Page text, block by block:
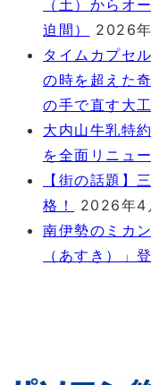
（土）からオ
迫間）
2026
タイムカプセ
の時を超えた
の手で直す大
大内山牛乳特
を全面リニュ
【街の話題】
格！
2026年4
南伊勢のミカ
（あすき）」